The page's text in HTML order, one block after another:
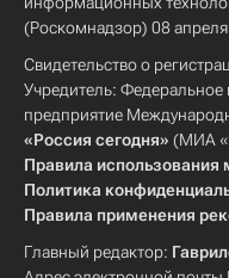
(Роскомнадзор) 08
Свидетельство о
Учредитель: Федеральное
предприятие
«Россия сегодня» (МИА
Правила использования
Политика
Правила применения
Главный редактор: